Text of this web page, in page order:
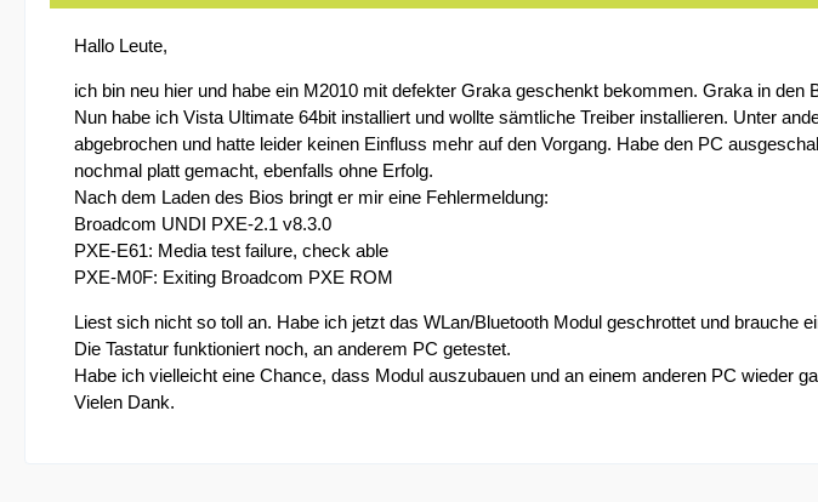
Hallo Leute,
ich bin neu hier und habe ein M2010 mit defekter Graka geschenkt bekommen. Graka in den
Nun habe ich Vista Ultimate 64bit installiert und wollte sämtliche Treiber installieren. Unter
abgebrochen und hatte leider keinen Einfluss mehr auf den Vorgang. Habe den PC
nochmal platt gemacht, ebenfalls ohne Erfolg.
Nach dem Laden des Bios bringt er mir eine Fehlermeldung:
Broadcom UNDI PXE-2.1 v8.3.0
PXE-E61: Media test failure, check able
PXE-M0F: Exiting Broadcom PXE ROM
Liest sich nicht so toll an. Habe ich jetzt das WLan/Bluetooth Modul geschrottet und brauche
Die Tastatur funktioniert noch, an anderem PC getestet.
Habe ich vielleicht eine Chance, dass Modul auszubauen und an einem anderen PC wieder
Vielen Dank.